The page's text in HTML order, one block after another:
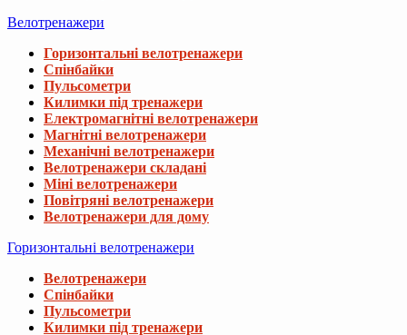
Велотренажери
Горизонтальні велотренажери
Спінбайки
Пульсометри
Килимки під тренажери
Електромагнітні велотренажери
Магнітні велотренажери
Механічні велотренажери
Велотренажери складані
Міні велотренажери
Повітряні велотренажери
Велотренажери для дому
Горизонтальні велотренажери
Велотренажери
Спінбайки
Пульсометри
Килимки під тренажери